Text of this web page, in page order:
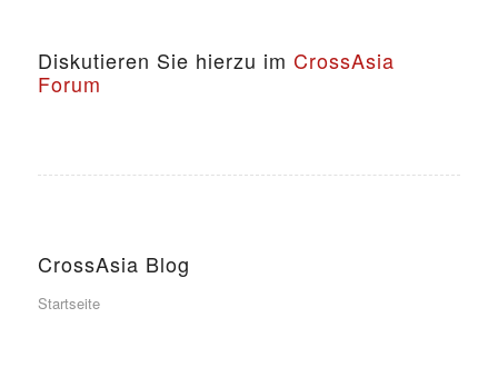
Diskutieren Sie hierzu im CrossAsia
Forum
CrossAsia Blog
Startseite